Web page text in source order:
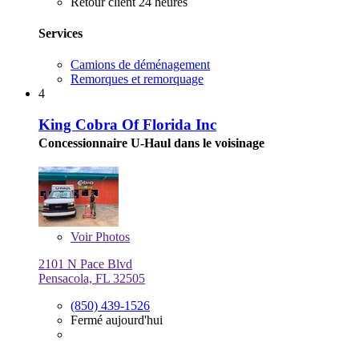
Services
Camions de déménagement
Remorques et remorquage
4
King Cobra Of Florida Inc
Concessionnaire U-Haul dans le voisinage
VoirPhotos
2101 N Pace Blvd
Pensacola, FL 32505
(850) 439-1526
Fermé aujourd'hui